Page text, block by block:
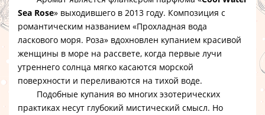
Sea Rose» выходившего в 2013 году. Композиция с
романтическим названием «Прохладная вода
ласкового моря. Роза» вдохновлен купанием красивой
женщины в море на рассвете, когда первые лучи
утреннего солнца мягко касаются морской
поверхности и переливаются на тихой воде.
Подобные купания во многих эзотерических
практиках несут глубокий мистический смысл. Но